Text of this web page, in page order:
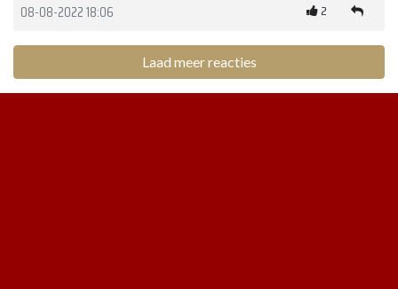
08-08-2022 18:06 2
Laad meer reacties